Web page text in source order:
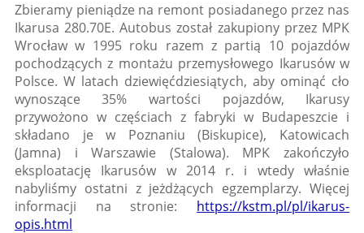
Zbieramy pieniądze na remont posiadanego przez nas
Ikarusa 280.70E. Autobus został zakupiony przez MPK
Wrocław w 1995 roku razem z partią 10 pojazdów
pochodzących z montażu przemysłowego Ikarusów w
Polsce. W latach dziewięćdziesiątych, aby ominąć cło
wynoszące 35% wartości pojazdów, Ikarusy
przywożono w częściach z fabryki w Budapeszcie i
składano je w Poznaniu (Biskupice), Katowicach
(Jamna) i Warszawie (Stalowa). MPK zakończyło
eksploatację Ikarusów w 2014 r. i wtedy właśnie
nabyliśmy ostatni z jeżdżących egzemplarzy. Więcej
informacji na stronie: https://kstm.pl/pl/ikarus-
opis.html